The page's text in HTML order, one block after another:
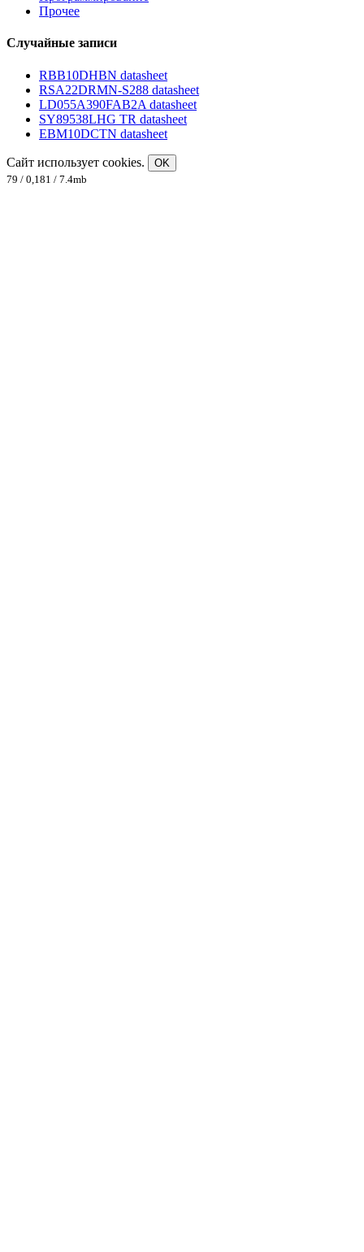
Прочее
Случайные записи
RBB10DHBN datasheet
RSA22DRMN-S288 datasheet
LD055A390FAB2A datasheet
SY89538LHG TR datasheet
EBM10DCTN datasheet
Сайт использует cookies.
OK
79 / 0,181 / 7.4mb